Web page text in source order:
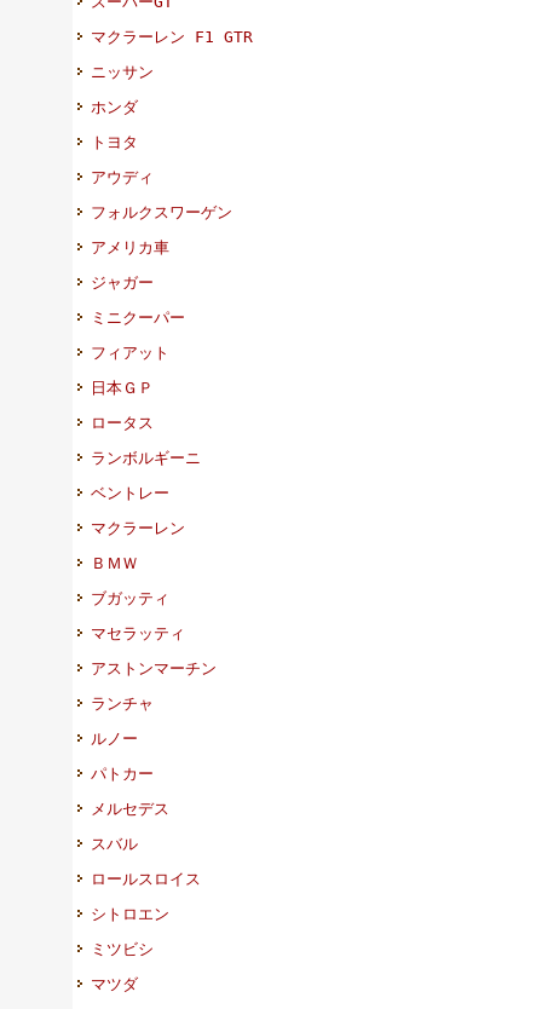
マクラーレン F1 GTR
ニッサン
ホンダ
トヨタ
アウディ
フォルクスワーゲン
アメリカ車
ジャガー
ミニクーパー
フィアット
日本ＧＰ
ロータス
ランボルギーニ
ベントレー
マクラーレン
ＢＭＷ
ブガッティ
マセラッティ
アストンマーチン
ランチャ
ルノー
パトカー
メルセデス
スバル
ロールスロイス
シトロエン
ミツビシ
マツダ